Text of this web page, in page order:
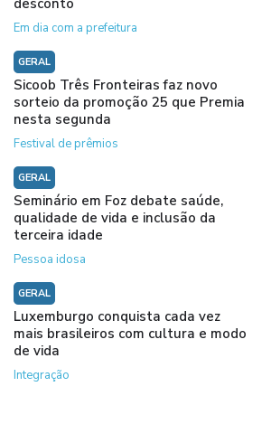
desconto
Em dia com a prefeitura
GERAL
Sicoob Três Fronteiras faz novo
sorteio da promoção 25 que Premia
nesta segunda
Festival de prêmios
GERAL
Seminário em Foz debate saúde,
qualidade de vida e inclusão da
terceira idade
Pessoa idosa
GERAL
Luxemburgo conquista cada vez
mais brasileiros com cultura e modo
de vida
Integração